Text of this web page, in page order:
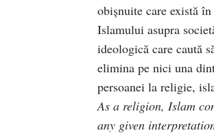
obişnuite care există
Islamului asupra
ideologică care caută
elimina pe nici una
persoanei la religie,
As a religion, Islam
any given